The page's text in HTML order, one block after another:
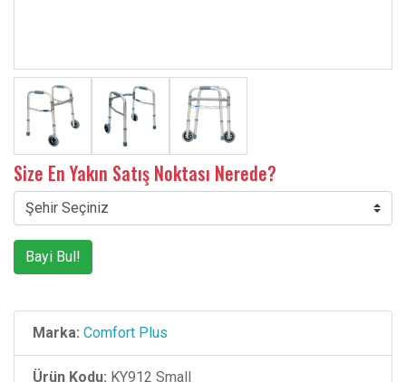
Size En Yakın Satış Noktası Nerede?
Bayi Bul!
Marka: Comfort Plus
Ürün Kodu: KY912 Small